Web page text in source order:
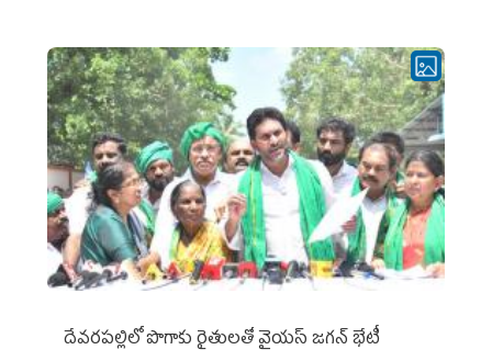
దేవరపల్లిలో పొగాకు రైతులతో వైయస్ జగన్ భేటీ